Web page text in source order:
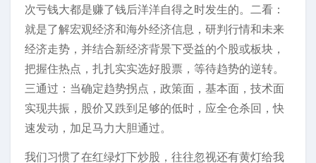
次亏钱大都是赚了钱后洋洋自得之时发生的。二看：
就是了解宏观经济和海外经济信息，研判行情和未来
经济走势，并结合新经济背景下受益的个股或板块，
把握住热点，扎扎实实选好股票，等待趋势的逆转。
三通过：当确定趋势拐点，政策面，基本面，技术面
实现共振，股价又跌到足够的低时，应全仓杀回，快
速发动，加足马力大胆通过。
我们习惯了在红绿灯下炒股，往往忽视还有黄灯给我